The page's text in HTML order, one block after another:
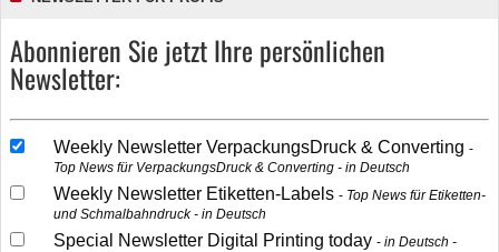
Abonnieren Sie jetzt Ihre persönlichen
Newsletter:
Weekly Newsletter VerpackungsDruck & Converting
Top News für VerpackungsDruck & Converting - in Deutsch
Weekly Newsletter Etiketten-Labels
Top News für Etiketten-
und Schmalbahndruck - in Deutsch
Special Newsletter Digital Printing today
in Deutsch -